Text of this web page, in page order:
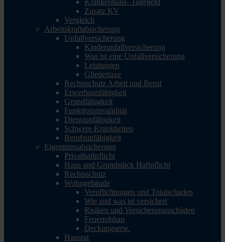
Krankenhaus- Tagegeld
Zusatz KV
Vergleich
Arbeitskraftabsicherung
Unfallversicherung
Kinderunfallversicherung
Was ist eine Unfallversicherung
Leistungen
Gliedertaxe
Rechtsschutz Arbeit und Beruf
Erwerbsunfähigkeit
Grundfähigkeit
Funktionsinvalidität
Dienstunfähigkeit
Schwere Krankheiten
Berufsunfähigkeit
Eigentumsabsicherung
Privathaftpflicht
Haus und Grundstück Haftpflicht
Rechtsschutz
Wohngebäude
Verpflichtungen und Totalschaden
Wie und was ist versichert
Risiken und Versicherungsschäden
Feuerrohbau
Deckungserw.
Hausrat